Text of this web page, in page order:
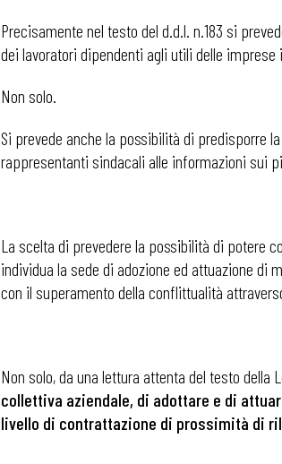
Articoli
Eventi
Precisamente nel testo del d.d.l. n.183 si
dei lavoratori dipendenti agli utili delle imprese
Non solo.
Si prevede anche la possibilità di predisporre
rappresentanti sindacali alle informazioni sui
La scelta di prevedere la possibilità di potere
individua la sede di adozione ed attuazione di
con il superamento della conflittualità
Non solo, da una lettura attenta del testo della
collettiva aziendale, di adottare e di
livello di contrattazione di prossimità di